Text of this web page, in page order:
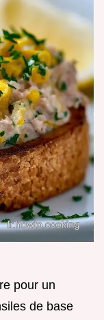
pour un
de base